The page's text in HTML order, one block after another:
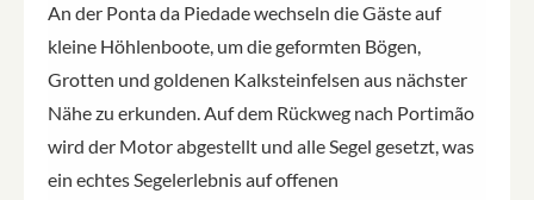
An der Ponta da Piedade wechseln die Gäste auf
kleine Höhlenboote, um die geformten Bögen,
Grotten und goldenen Kalksteinfelsen aus nächster
Nähe zu erkunden. Auf dem Rückweg nach Portimão
wird der Motor abgestellt und alle Segel gesetzt, was
ein echtes Segelerlebnis auf offenen